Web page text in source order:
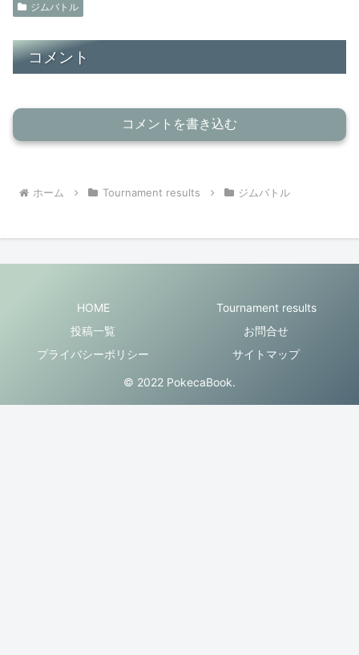
ジムバトル
コメント
コメントを書き込む
ホーム Tournament results ジムバトル
HOME
Tournament results
投稿一覧
お問合せ
プライバシーポリシー
サイトマップ
© 2022 PokecaBook.